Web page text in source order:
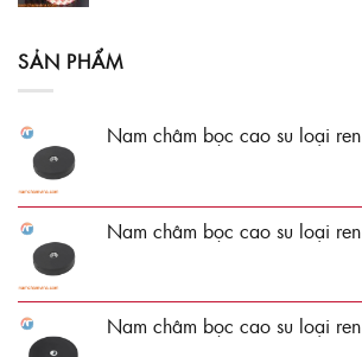
SẢN PHẨM
Nam châm bọc cao su loại
Nam châm bọc cao su loại
Nam châm bọc cao su loại